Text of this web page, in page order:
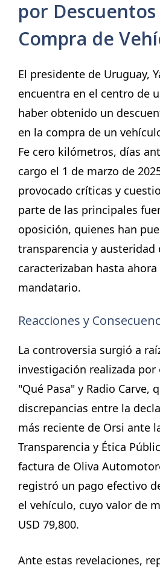
por Descuentos
Compra de
El presidente de Uruguay,
encuentra en el centro de
haber obtenido un
en la compra de un
Fe cero kilómetros, días
cargo el 1 de marzo de
provocado críticas y
parte de las principales
oposición, quienes han
transparencia y austeridad
caracterizaban hasta
mandatario.
Reacciones y
La controversia surgió a
investigación realizada por
"Qué Pasa" y Radio Carve,
discrepancias entre la
más reciente de Orsi ante
Transparencia y Ética
factura de Oliva
registró un pago efectivo
el vehículo, cuyo valor de
USD 79,800.
Ante estas revelaciones,